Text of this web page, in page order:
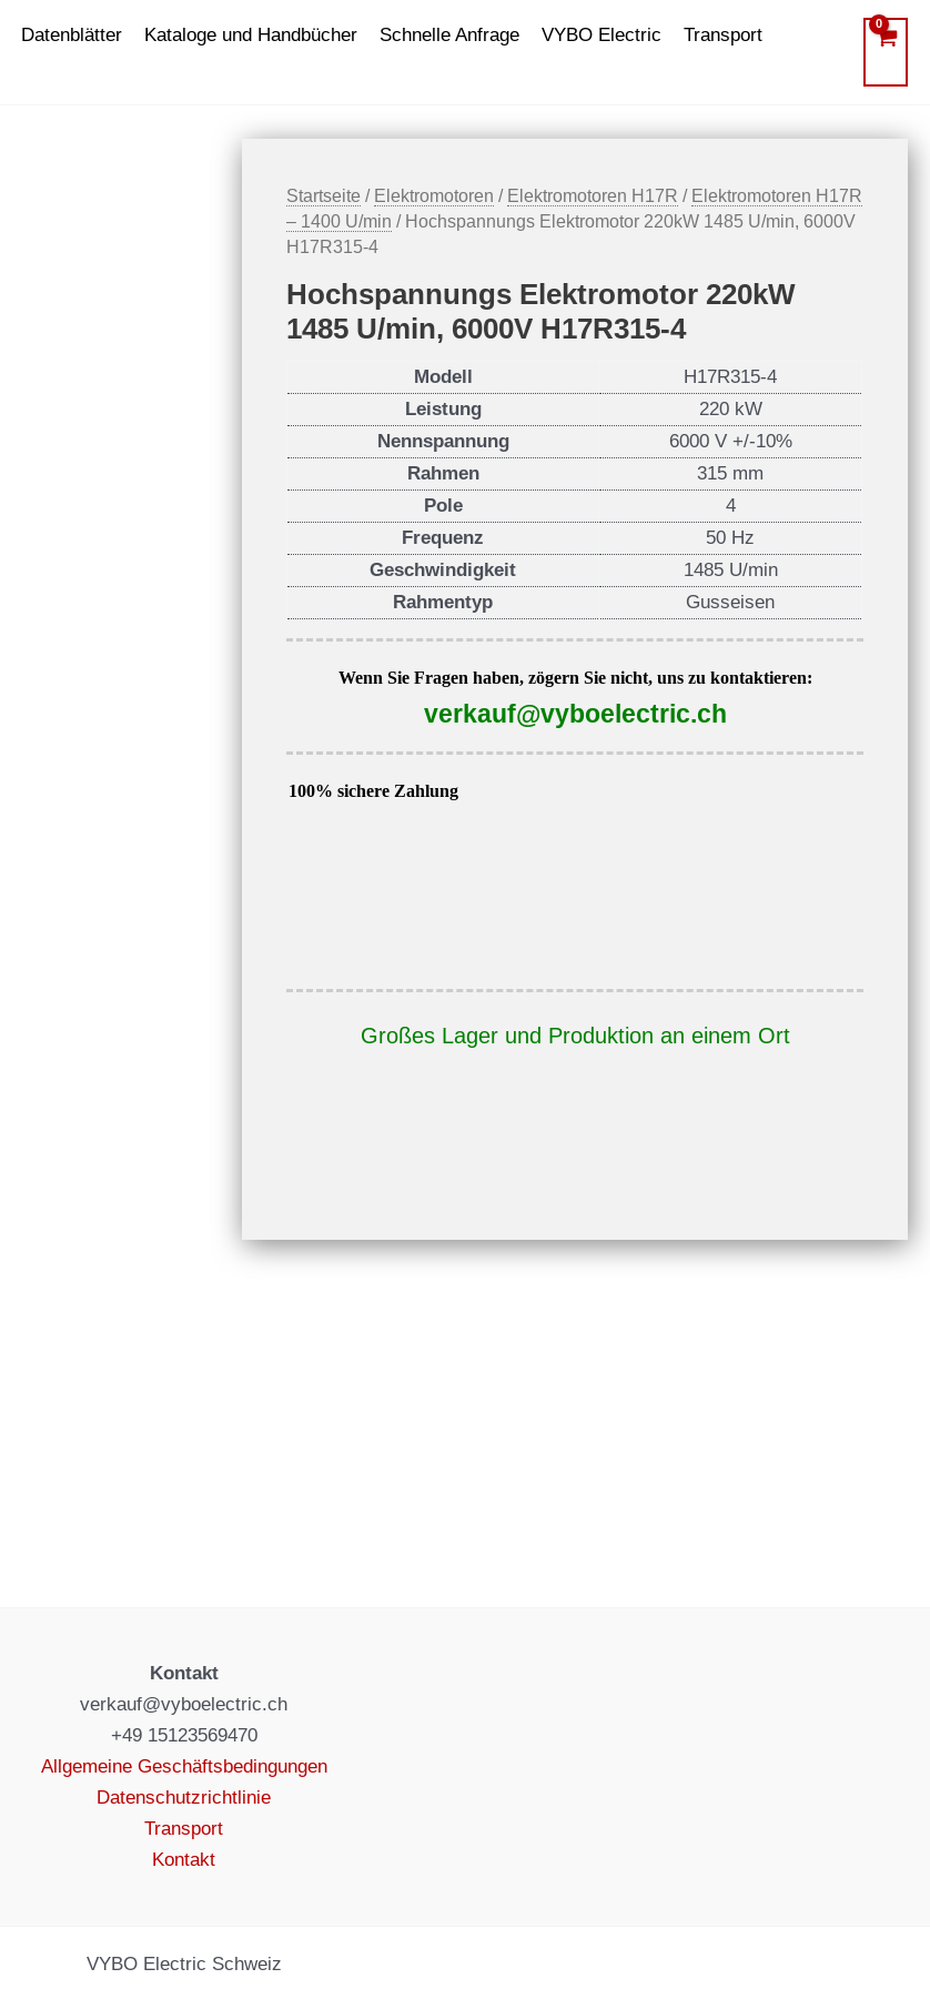
Datenblätter Kataloge und Handbücher Schnelle Anfrage VYBO Electric
Transport
Startseite / Elektromotoren / Elektromotoren H17R / Elektromotoren H17R
– 1400 U/min / Hochspannungs Elektromotor 220kW 1485 U/min, 6000V
H17R315-4
Hochspannungs Elektromotor 220kW
1485 U/min, 6000V H17R315-4
Modell
H17R315-4
Leistung
220 kW
Nennspannung
6000 V +/-10%
Rahmen
315 mm
Pole
4
Frequenz
50 Hz
Geschwindigkeit
1485 U/min
Rahmentyp
Gusseisen
Wenn Sie Fragen haben, zögern Sie nicht, uns zu kontaktieren:
verkauf@vyboelectric.ch
100% sichere Zahlung
Großes Lager und Produktion an einem Ort
Kontakt
verkauf@vyboelectric.ch
+49 15123569470
Allgemeine Geschäftsbedingungen
Datenschutzrichtlinie
Transport
Kontakt
VYBO Electric Schweiz